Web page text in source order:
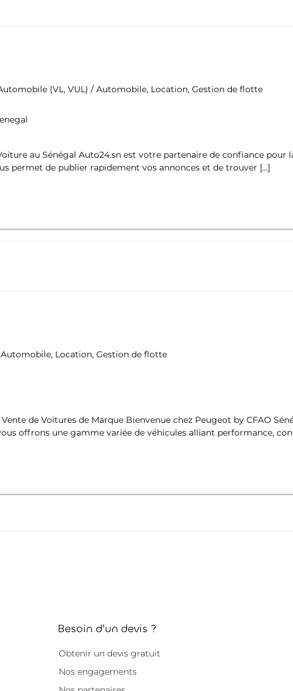
(VL, VUL) / Automobile, Location, Gestion de flotte
au Sénégal Auto24.sn est votre partenaire de confiance
permet de publier rapidement vos annonces et de trouver […]
Location, Gestion de flotte
de Voitures de Marque Bienvenue chez Peugeot by CFAO
offrons une gamme variée de véhicules alliant performance,
Besoin d'un devis ?
Obtenir un devis gratuit
Nos engagements